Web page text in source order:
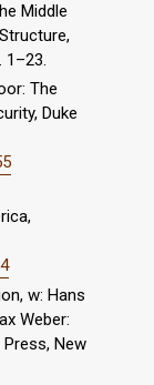
Middle
1–23.
The
Duke
w: Hans
Weber:
New